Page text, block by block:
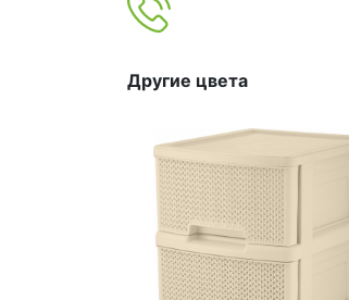
Другие цвета